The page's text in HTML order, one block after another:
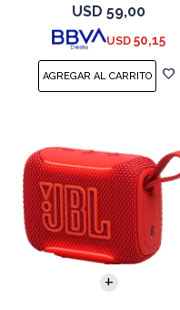
USD 59,00
USD 50,15